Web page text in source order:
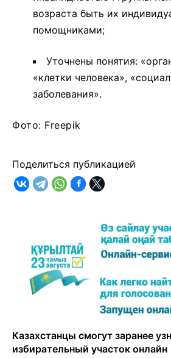
возраста быть их
помощниками;
Уточнены понятия:
«клетки человека»,
заболевания».
Фото: Freepik
Поделиться публикацией
Казахстанцы смогут заранее
избирательный участок онлайн